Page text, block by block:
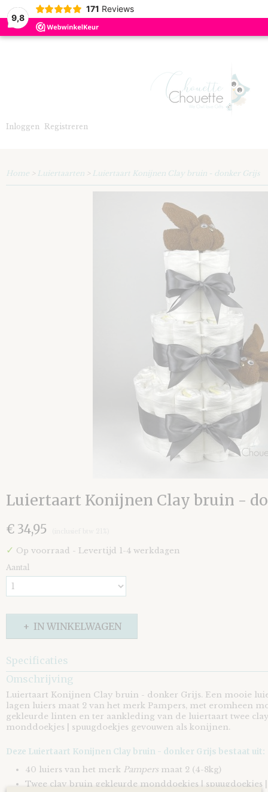
9,8
171 Reviews
Inloggen Registreren
Home > Luiertaarten > Luiertaart Konijnen Clay bruin - donker Grijs
Luiertaart Konijnen Clay bruin -
€ 34,95
✓ Op voorraad - Levertijd 1-4 werkdagen
Aantal
IN WINKELWAGEN
Specificaties
EAN code
8721073402295
Omschrijving
Luiertaart Konijnen Clay bruin - donker Grijs. Een mooie
lagen luiers maat 2 van het merk Pampers, met eromheen
gekleurde linten en ter aankleding van de luiertaart twee
monddoekjes | spuugdoekjes gevouwen als konijnen.
Deze Luiertaart Konijnen Clay bruin - donker Grijs bestaat uit:
40 luiers van het merk Pampers maat 2 (4-8kg)
Twee clay bruin gekleurde monddoekjes | spuugdoekjes